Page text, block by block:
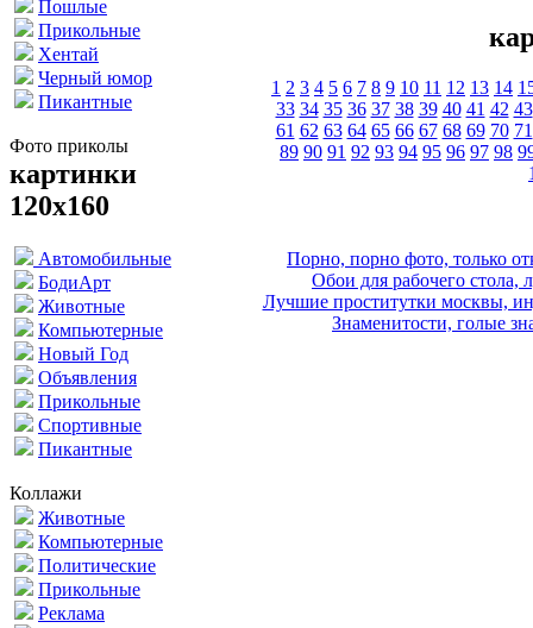
Пошлые
Прикольные
Хентай
Черный юмор
Пикантные
Фото приколы
картинки
120х160
Автомобильные
БодиАрт
Животные
Компьютерные
Новый Год
Объявления
Прикольные
Спортивные
Пикантные
Коллажи
Животные
Компьютерные
Политические
Прикольные
Реклама
1 2 3 4 5 6 7 8 9 10 11 12 13 14
33 34 35 36 37 38 39 40 41 42 43
61 62 63 64 65 66 67 68 69 70 71
89 90 91 92 93 94 95 96 97 98
Порно, порно фото, только
Обои для рабочего стола,
Лучшие проститутки москвы,
Знаменитости, голые